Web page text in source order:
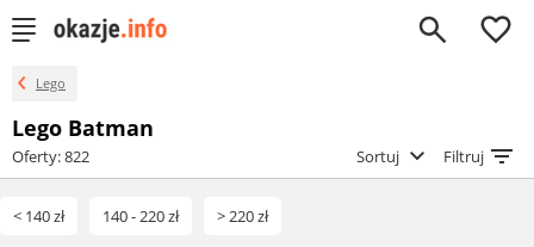
0
Lego
Lego Batman
Oferty: 822 Sortuj Filtruj
< 140 zł 140 - 220 zł > 220 zł